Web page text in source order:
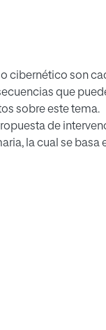
cibernético son
que
sobre este tema.
de
la cual se
diseñado una
una
y las familias.
de rol, hábitos